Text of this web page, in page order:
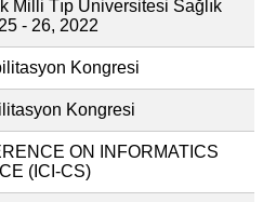
Milli Tıp Üniversitesi Sağlık
- 26, 2022
Kongresi
Kongresi
ON INFORMATICS
(ICI-CS)